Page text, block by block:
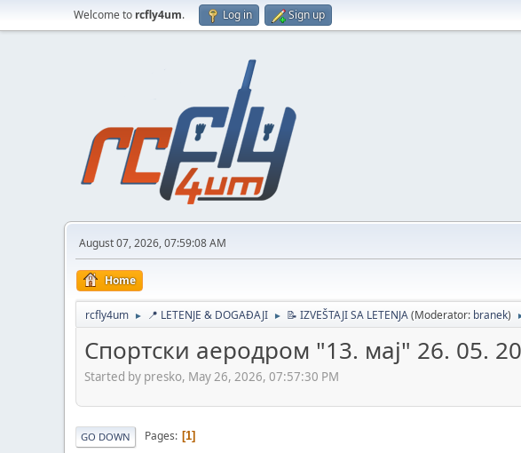
Welcome to rcfly4um. Log in Sign up
August 07, 2026, 07:59:08 AM
Home
rcfly4um ► 📍 LETENJE & DOGAĐAJI ► 📝 IZVEŠTAJI SA LETENJA(Moderator: branek)
Спортски аеродром "13. мај" 26. 05.
Started by presko, May 26, 2026, 07:57:30 PM
GO DOWN Pages 1